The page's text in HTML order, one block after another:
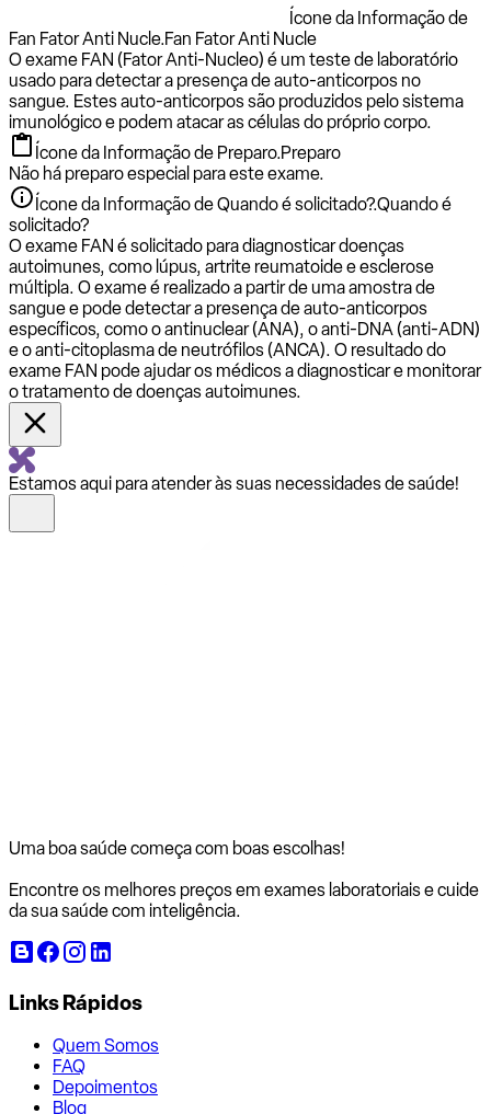
Ícone da Informação de
Fan Fator Anti Nucle.Fan Fator Anti Nucle
O exame FAN (Fator Anti-Nucleo) é um teste de laboratório
usado para detectar a presença de auto-anticorpos no
sangue. Estes auto-anticorpos são produzidos pelo sistema
imunológico e podem atacar as células do próprio corpo.
Ícone da Informação de Preparo.Preparo
Não há preparo especial para este exame.
Ícone da Informação de Quando é solicitado?.Quando é
solicitado?
O exame FAN é solicitado para diagnosticar doenças
autoimunes, como lúpus, artrite reumatoide e esclerose
múltipla. O exame é realizado a partir de uma amostra de
sangue e pode detectar a presença de auto-anticorpos
específicos, como o antinuclear (ANA), o anti-DNA (anti-ADN)
e o anti-citoplasma de neutrófilos (ANCA). O resultado do
exame FAN pode ajudar os médicos a diagnosticar e monitorar
o tratamento de doenças autoimunes.
Estamos aqui para atender às suas necessidades de saúde!
Uma boa saúde começa com boas escolhas!
Encontre os melhores preços em exames laboratoriais e cuide
da sua saúde com inteligência.
Links Rápidos
Quem Somos
FAQ
Depoimentos
Blog